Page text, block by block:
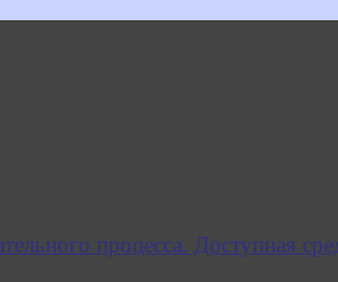
процесса. Доступная